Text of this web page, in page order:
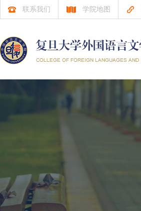
联系我们 学院地图